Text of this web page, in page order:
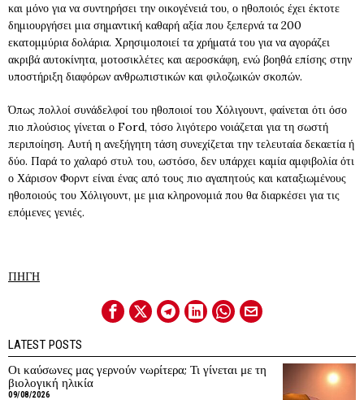
και μόνο για να συντηρήσει την οικογένειά του, ο ηθοποιός έχει έκτοτε
δημιουργήσει μια σημαντική καθαρή αξία που ξεπερνά τα 200
εκατομμύρια δολάρια. Χρησιμοποιεί τα χρήματά του για να αγοράζει
ακριβά αυτοκίνητα, μοτοσικλέτες και αεροσκάφη, ενώ βοηθά επίσης στην
υποστήριξη διαφόρων ανθρωπιστικών και φιλοζωικών σκοπών.
Όπως πολλοί συνάδελφοί του ηθοποιοί του Χόλιγουντ, φαίνεται ότι όσο
πιο πλούσιος γίνεται ο Ford, τόσο λιγότερο νοιάζεται για τη σωστή
περιποίηση. Αυτή η ανεξήγητη τάση συνεχίζεται την τελευταία δεκαετία ή
δύο. Παρά το χαλαρό στυλ του, ωστόσο, δεν υπάρχει καμία αμφιβολία ότι
ο Χάρισον Φορντ είναι ένας από τους πιο αγαπητούς και καταξιωμένους
ηθοποιούς του Χόλιγουντ, με μια κληρονομιά που θα διαρκέσει για τις
επόμενες γενιές.
ΠΗΓΗ
LATEST POSTS
Οι καύσωνες μας γερνούν νωρίτερα; Τι γίνεται με τη
βιολογική ηλικία
09/08/2026